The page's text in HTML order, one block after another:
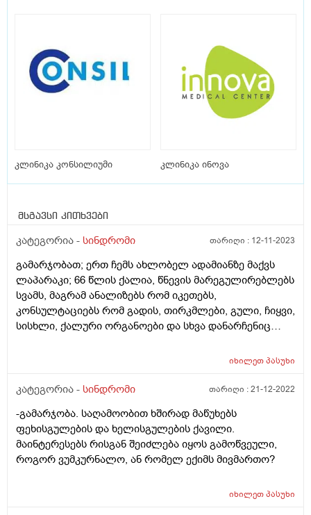
კლინიკა კონსილიუმი კლინიკა ინოვა
მსგავსი კითხვები
კატეგორია - სინდრომი თარიღი : 12-11-2023
გამარჯობათ; ერთ ჩემს ახლობელ ადამიანზე მაქვს
ლაპარაკი; 66 წლის ქალია, წნევის მარეგულირებლებს
სვამს, მაგრამ ანალიზებს რომ იკეთებს,
კონსულტაციებს რომ გადის, თირკმლები, გული, ჩიყვი,
სისხლი, ქალური ორგანოები და სხვა დანარჩენიც
პრობლემები აქვს, მგონი მადეფორმირებელი
ტკივილები ჰქონდეს ან მოძრაობაში ხელს უშლიდეს.
თბილისში გადავიდა, მაგრამ ერთი რამ ემართება;
როცა თბილისშია, კერძოდ, დიდ დიღომში, წნევები
საერთოდ არ აქვს, არც იზომავს, გული სრულ
წესრიგში აქვს, თავს არ ახსენებს, ყოველ შემთხვევაში,
გორში ჩამოდის, თავის ძველ სახლში, სადაც 30 წელზე
იხილეთპასუხი
კატეგორია - სინდრომი თარიღი :21-12-2022
-გამარჯობა. საღამოობით ხშირად მაწუხებს
ფეხისგულების და ხელისგულების ქავილი.
მაინტერესებს რისგან შეიძლება იყოს გამოწვეული,
როგორ ვუმკურნალო, ან რომელ ექიმს მივმართო?
იხილეთპასუხი